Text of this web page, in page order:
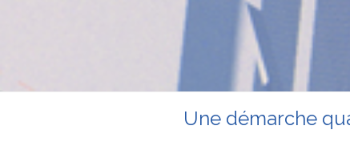
Une démarche